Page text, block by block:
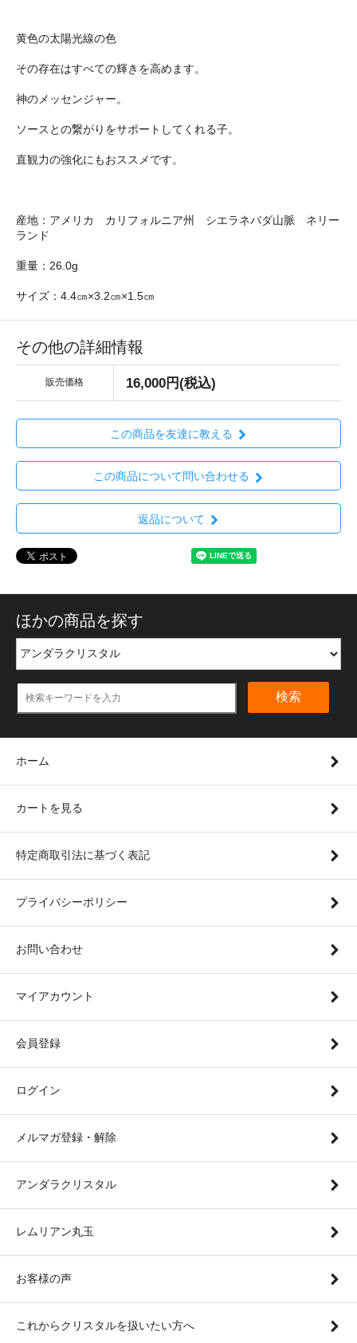
黄色の太陽光線の色
その存在はすべての輝きを高めます。
神のメッセンジャー。
ソースとの繋がりをサポートしてくれる子。
直観力の強化にもおススメです。
産地：アメリカ カリフォルニア州 シエラネバダ山脈 ネリー
ランド
重量：26.0g
サイズ：4.4㎝×3.2㎝×1.5㎝
その他の詳細情報
販売価格 16,000円(税込)
この商品を友達に教える
この商品について問い合わせる
返品について
ほかの商品を探す
検索
ホーム
カートを見る
特定商取引法に基づく表記
プライバシーポリシー
お問い合わせ
マイアカウント
会員登録
ログイン
メルマガ登録・解除
アンダラクリスタル
レムリアン丸玉
お客様の声
これからクリスタルを扱いたい方へ